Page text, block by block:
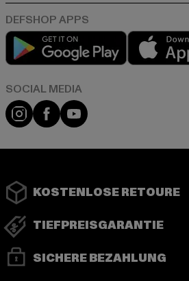
Play market
Instagram
FacebookYouTube
KOSTENLOSE RETOURE
TIEFPREISGARANTIE
SICHERE BEZAHLUNG